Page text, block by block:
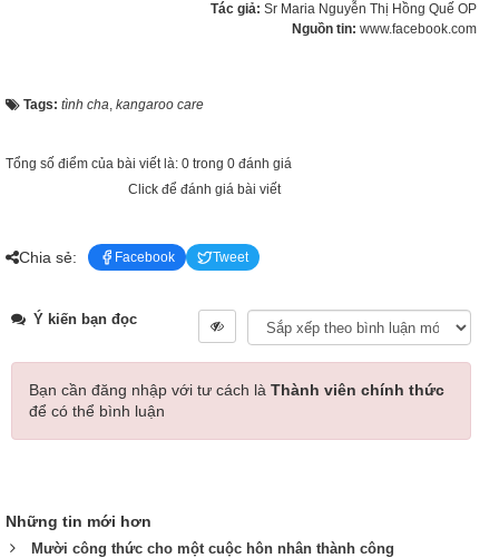
Tác giả: Sr Maria Nguyễn Thị Hồng Quế OP
Nguồn tin: www.facebook.com
Tags: tình cha, kangaroo care
Tổng số điểm của bài viết là: 0 trong 0 đánh giá
Click để đánh giá bài viết
Chia sẻ: Facebook Tweet
Ý kiến bạn đọc
Bạn cần đăng nhập với tư cách là Thành viên chính thức
để có thể bình luận
Những tin mới hơn
Mười công thức cho một cuộc hôn nhân thành công